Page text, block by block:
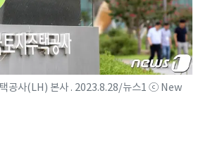
택공사(LH) 본사 . 2023.8.28/뉴스1 ⓒ New